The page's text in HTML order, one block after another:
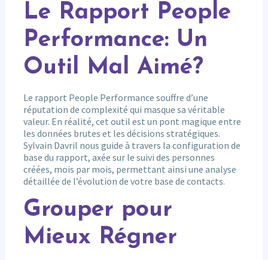
Le Rapport People
Performance: Un
Outil Mal Aimé?
Le rapport People Performance souffre d’une
réputation de complexité qui masque sa véritable
valeur. En réalité, cet outil est un pont magique entre
les données brutes et les décisions stratégiques.
Sylvain Davril nous guide à travers la configuration de
base du rapport, axée sur le suivi des personnes
créées, mois par mois, permettant ainsi une analyse
détaillée de l’évolution de votre base de contacts.
Grouper pour
Mieux Régner